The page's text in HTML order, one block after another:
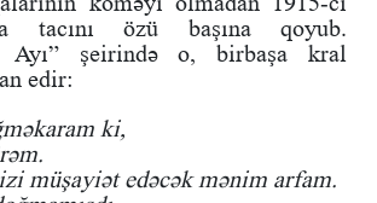
tacını özü başına qoyub.
Ayı” şeirində o, birbaşa kral
edir:
ki,
müşayiət edəcək mənim arfam.